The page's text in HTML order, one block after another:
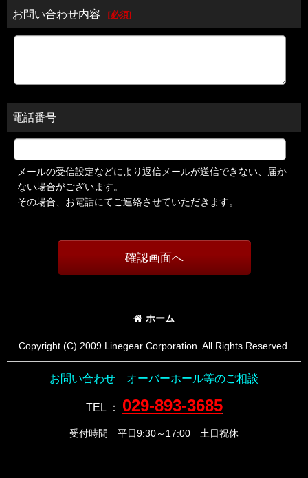
お問い合わせ内容 [必須]
電話番号
メールの受信設定などにより返信メールが送信できない、届か
ない場合がございます。
その場合、お電話にてご連絡させていただきます。
確認画面へ
ホーム
Copyright (C) 2009 Linegear Corporation. All Rights Reserved.
お問い合わせ オーバーホール等のご相談
TEL： 029-893-3685
受付時間 平日9:30～17:00 土日祝休